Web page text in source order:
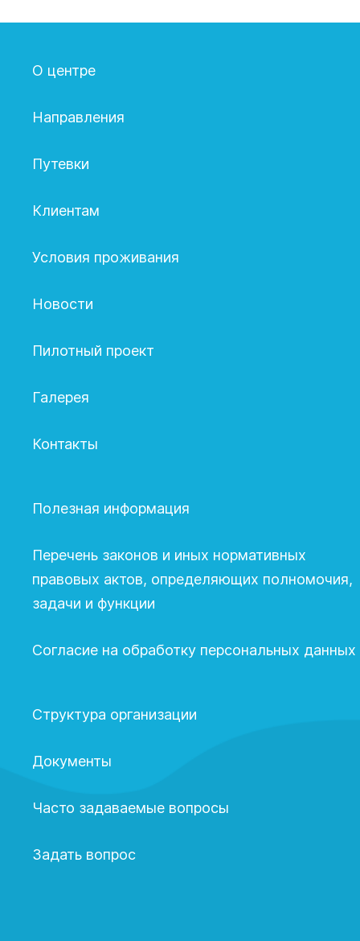
О центре
Направления
Путевки
Клиентам
Условия проживания
Новости
Пилотный проект
Галерея
Контакты
Полезная информация
Перечень законов и иных нормативных
правовых актов, определяющих полномочия,
задачи и функции
Согласие на обработку персональных данных
Структура организации
Документы
Часто задаваемые вопросы
Задать вопрос